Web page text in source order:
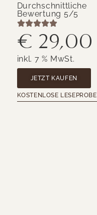
Durchschnittliche
Bewertung 5/5
€ 29,00
inkl. 7 % MwSt.
JETZT KAUFEN
KOSTENLOSE LESEPROBE